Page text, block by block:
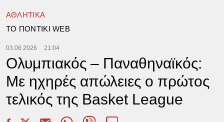
ΑΘΛΗΤΙΚΑ
TΟ ΠΟΝΤΙΚΙ WEB
03.06.2026 21:04
Ολυμπιακός – Παναθηναϊκός:
Mε ηχηρές απώλειες o πρώτος
τελικός της Basket League